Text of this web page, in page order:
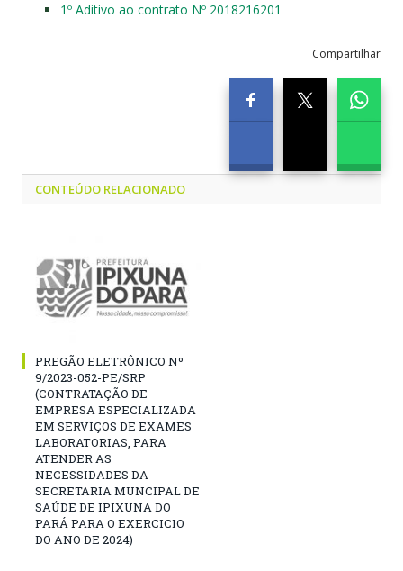
1º Aditivo ao contrato Nº 2018216201
Compartilhar
CONTEÚDO RELACIONADO
PREGÃO ELETRÔNICO Nº
9/2023-052-PE/SRP
(CONTRATAÇÃO DE
EMPRESA ESPECIALIZADA
EM SERVIÇOS DE EXAMES
LABORATORIAS, PARA
ATENDER AS
NECESSIDADES DA
SECRETARIA MUNCIPAL DE
SAÚDE DE IPIXUNA DO
PARÁ PARA O EXERCICIO
DO ANO DE 2024)